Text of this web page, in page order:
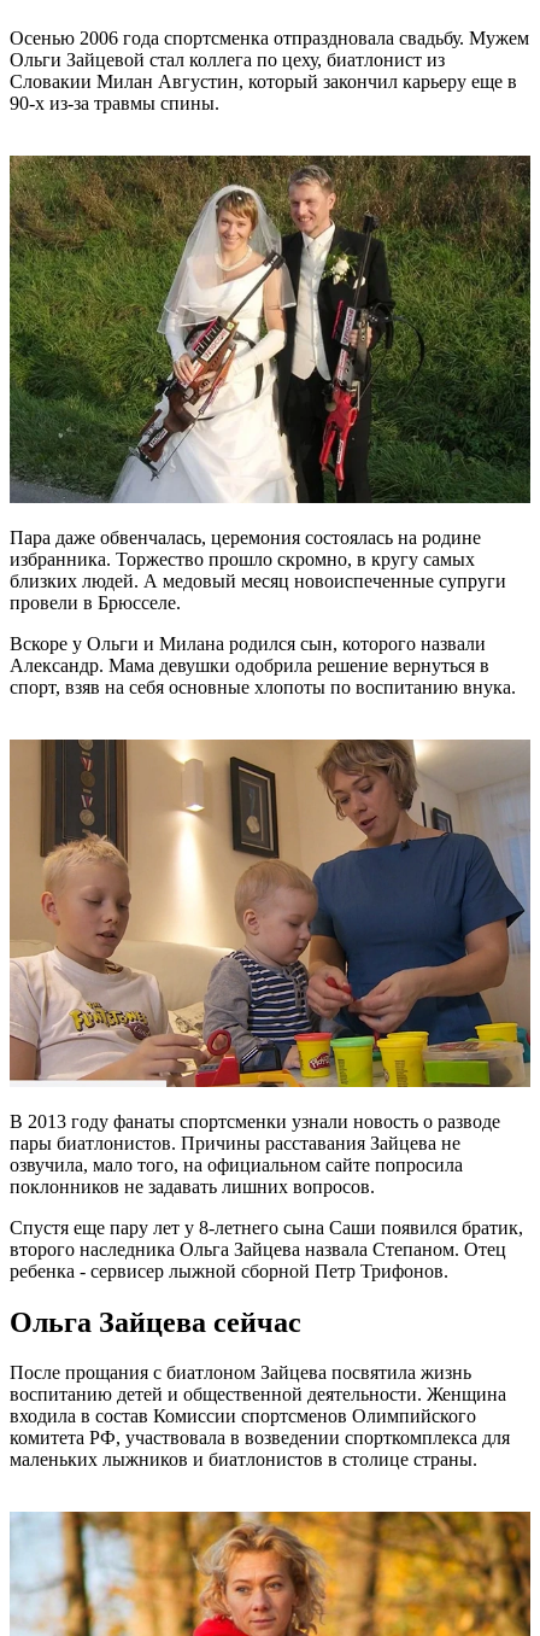
Осенью 2006 года спортсменка отпраздновала свадьбу. Мужем
Ольги Зайцевой стал коллега по цеху, биатлонист из
Словакии Милан Августин, который закончил карьеру еще в
90-х из-за травмы спины.
Пара даже обвенчалась, церемония состоялась на родине
избранника. Торжество прошло скромно, в кругу самых
близких людей. А медовый месяц новоиспеченные супруги
провели в Брюсселе.
Вскоре у Ольги и Милана родился сын, которого назвали
Александр. Мама девушки одобрила решение вернуться в
спорт, взяв на себя основные хлопоты по воспитанию внука.
В 2013 году фанаты спортсменки узнали новость о разводе
пары биатлонистов. Причины расставания Зайцева не
озвучила, мало того, на официальном сайте попросила
поклонников не задавать лишних вопросов.
Спустя еще пару лет у 8-летнего сына Саши появился братик,
второго наследника Ольга Зайцева назвала Степаном. Отец
ребенка - сервисер лыжной сборной Петр Трифонов.
Ольга Зайцева сейчас
После прощания с биатлоном Зайцева посвятила жизнь
воспитанию детей и общественной деятельности. Женщина
входила в состав Комиссии спортсменов Олимпийского
комитета РФ, участвовала в возведении спорткомплекса для
маленьких лыжников и биатлонистов в столице страны.